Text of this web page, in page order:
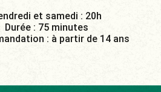
et samedi : 20h
Durée : 75 minutes
: à partir de 14 ans